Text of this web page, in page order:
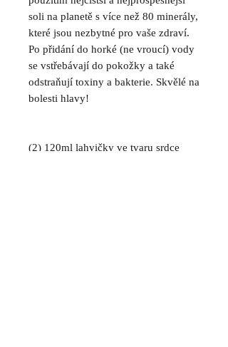
soli na planetě s více než 80 minerály,
které jsou nezbytné pro vaše zdraví.
Po přidání do horké (ne vroucí) vody
se vstřebávají do pokožky a také
odstraňují toxiny a bakterie. Skvělé na
bolesti hlavy!
(2) 120ml lahvičky ve tvaru srdce